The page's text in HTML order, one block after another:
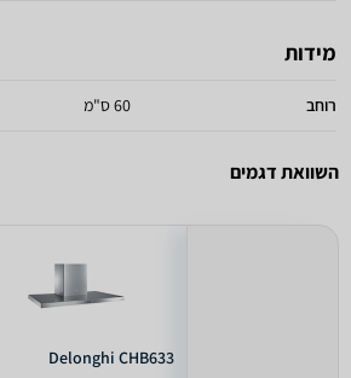
מידות
רוחב 60 ס"מ
השוואת דגמים
Delonghi CHB633